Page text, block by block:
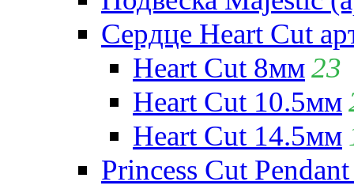
Сердце Heart Cut
Heart Cut 8мм23
Heart Cut 10.5мм
Heart Cut 14.5мм
Princess Cut